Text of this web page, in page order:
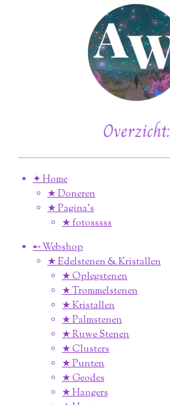
Overzicht:
✦ Home
★ Doneren
★ Pagina’s
★ fotosssss
➸ Webshop
★ Edelstenen & Kristallen
★ Oplegstenen
★ Trommelstenen
★ Kristallen
★ Palmstenen
★ Ruwe Stenen
★ Clusters
★ Punten
★ Geodes
★ Hangers